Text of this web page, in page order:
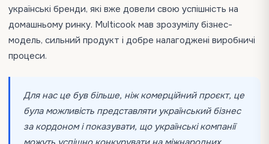
українські бренди, які вже довели свою успішність на
домашньому ринку. Multicook мав зрозумілу бізнес-
модель, сильний продукт і добре налагоджені виробничі
процеси.
Для нас це був більше, ніж комерційний проєкт, це
була можливість представляти український бізнес
за кордоном і показувати, що українські компанії